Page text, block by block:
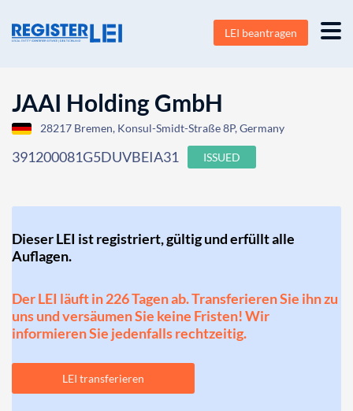
LEI beantragen
JAAI Holding GmbH
28217 Bremen, Konsul-Smidt-Straße 8P, Germany
391200081G5DUVBEIA31 ISSUED
Dieser LEI ist registriert, gültig und erfüllt alle
Auflagen.
Der LEI läuft in 226 Tagen ab. Transferieren Sie ihn zu
uns und versäumen Sie keine Fristen! Wir
informieren Sie jedenfalls rechtzeitig.
LEI transferieren